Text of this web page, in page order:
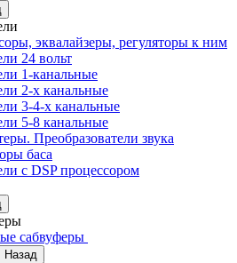
эквалайзеры, регуляторы к ним
24 вольт
1-канальные
2-х канальные
3-4-х канальные
5-8 канальные
Преобразователи звука
баса
с DSP процессором
сабвуферы
Назад